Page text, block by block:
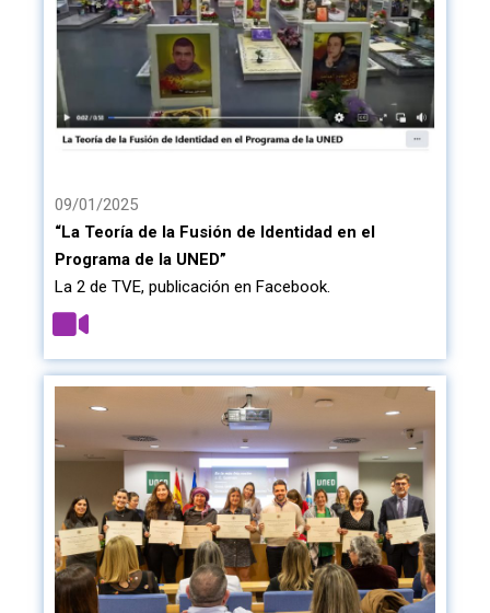
09/01/2025
“La Teoría de la Fusión de Identidad en el
Programa de la UNED”
La 2 de TVE, publicación en Facebook.